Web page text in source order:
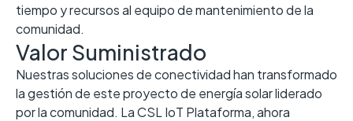
tiempo y recursos al equipo de mantenimiento de la
comunidad.
Valor Suministrado
Nuestras soluciones de conectividad han transformado
la gestión de este proyecto de energía solar liderado
por la comunidad. La CSL IoT Plataforma, ahora